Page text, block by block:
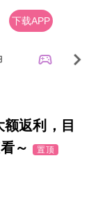
下载APP
sports_esports chevron_right
返利，目
看～ 置顶